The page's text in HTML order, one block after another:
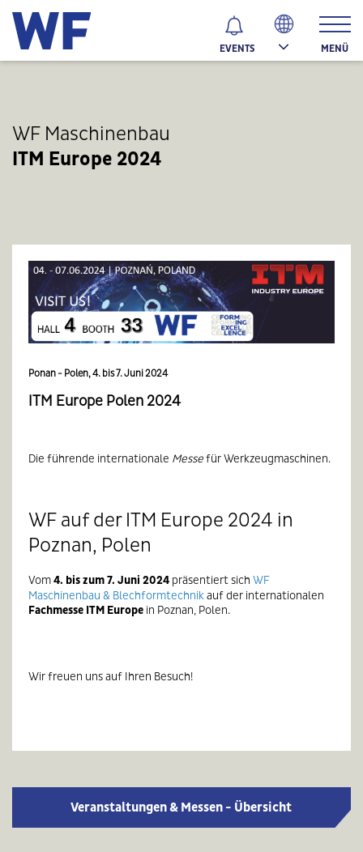
EVENTS MENÜ
WF Maschinenbau
ITM Europe 2024
Ponan - Polen, 4. bis 7. Juni 2024
ITM Europe Polen 2024
Die führende internationale Messefür Werkzeugmaschinen.
WF auf der ITM Europe 2024 in
Poznan, Polen
Vom4. bis zum 7. Juni 2024 präsentiert sich WF
Maschinenbau & Blechformtechnik auf der internationalen
Fachmesse ITM Europe in Poznan, Polen.
Wir freuen uns auf Ihren Besuch!
Veranstaltungen & Messen - Übersicht